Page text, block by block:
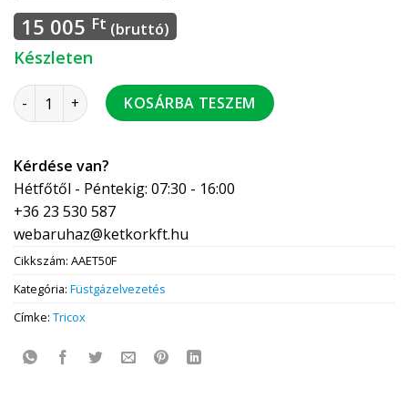
15 005 Ft (bruttó)
Készleten
Tricox AAET50 ellenőrző T idom 100/60 aluminium fehér
KOSÁRBA TESZEM
Kérdése van?
Hétfőtől - Péntekig: 07:30 - 16:00
+36 23 530 587
webaruhaz@ketkorkft.hu
Cikkszám: AAET50F
Kategória: Füstgázelvezetés
Címke: Tricox